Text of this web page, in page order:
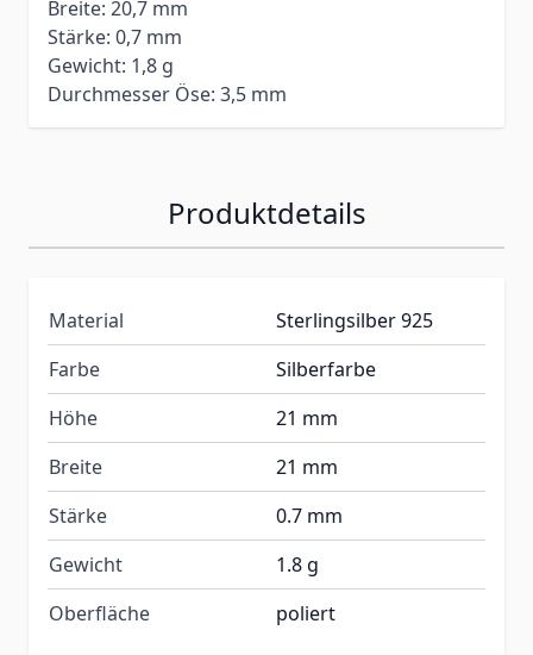
Breite: 20,7 mm
Stärke: 0,7 mm
Gewicht: 1,8 g
Durchmesser Öse: 3,5 mm
Produktdetails
Material
Sterlingsilber 925
Farbe
Silberfarbe
Höhe
21 mm
Breite
21 mm
Stärke
0.7 mm
Gewicht
1.8 g
Oberfläche
poliert